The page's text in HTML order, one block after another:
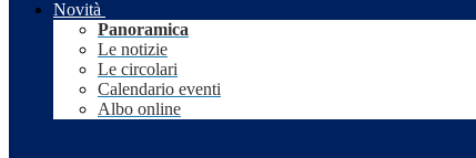
Novità
Panoramica
Le notizie
Le circolari
Calendario eventi
Albo online